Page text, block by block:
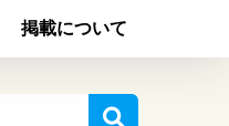
掲載について